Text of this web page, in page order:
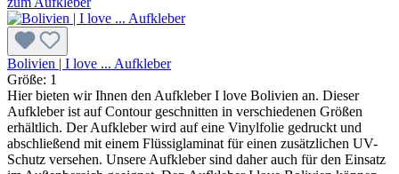
Bolivien | I love ... Aufkleber
Größe: 1
Hier bieten wir Ihnen den Aufkleber I love Bolivien an. Dieser
Aufkleber ist auf Contour geschnitten in verschiedenen Größen
erhältlich. Der Aufkleber wird auf eine Vinylfolie gedruckt und
abschließend mit einem Flüssiglaminat für einen zusätzlichen UV-
Schutz versehen. Unsere Aufkleber sind daher auch für den Einsatz